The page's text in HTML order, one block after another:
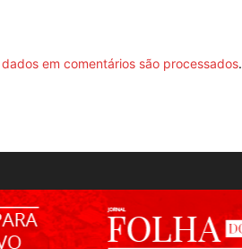
em comentários são processados.